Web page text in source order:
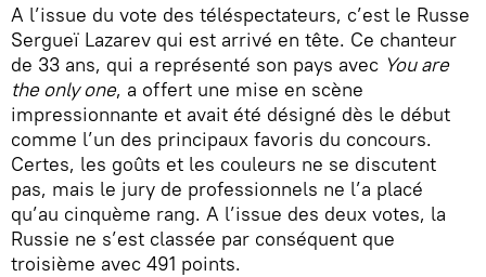
A l’issue du vote des téléspectateurs, c’est le Russe
Sergueï Lazarev qui est arrivé en tête. Ce chanteur
de 33 ans, qui a représenté son pays avec You are
the only one, a offert une mise en scène
impressionnante et avait été désigné dès le début
comme l’un des principaux favoris du concours.
Certes, les goûts et les couleurs ne se discutent
pas, mais le jury de professionnels ne l’a placé
qu’au cinquème rang. A l’issue des deux votes, la
Russie ne s’est classée par conséquent que
troisième avec 491 points.